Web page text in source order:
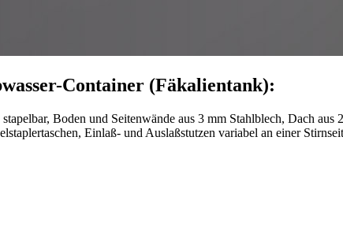
Container (Fäkalientank):
Boden und Seitenwände aus 3 mm Stahlblech, Dach
Einlaß- und Auslaßstutzen variabel an einer